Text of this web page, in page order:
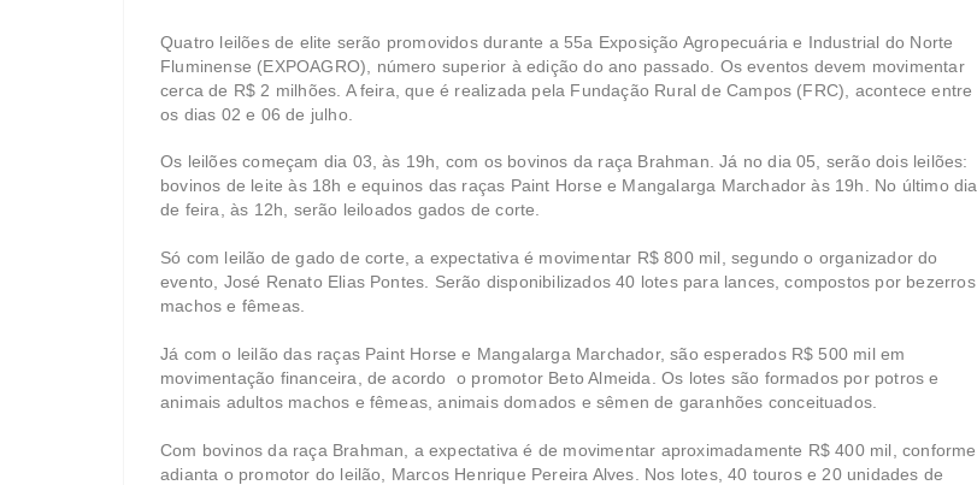
Quatro leilões de elite serão promovidos durante a 55a Exposição Agropecuária e Industrial do Norte
Fluminense (EXPOAGRO), número superior à edição do ano passado. Os eventos devem movimentar
cerca de R$ 2 milhões. A feira, que é realizada pela Fundação Rural de Campos (FRC), acontece entre
os dias 02 e 06 de julho.
Os leilões começam dia 03, às 19h, com os bovinos da raça Brahman. Já no dia 05, serão dois leilões:
bovinos de leite às 18h e equinos das raças Paint Horse e Mangalarga Marchador às 19h. No último dia
de feira, às 12h, serão leiloados gados de corte.
Só com leilão de gado de corte, a expectativa é movimentar R$ 800 mil, segundo o organizador do
evento, José Renato Elias Pontes. Serão disponibilizados 40 lotes para lances, compostos por bezerros
machos e fêmeas.
Já com o leilão das raças Paint Horse e Mangalarga Marchador, são esperados R$ 500 mil em
movimentação financeira, de acordo o promotor Beto Almeida. Os lotes são formados por potros e
animais adultos machos e fêmeas, animais domados e sêmen de garanhões conceituados.
Com bovinos da raça Brahman, a expectativa é de movimentar aproximadamente R$ 400 mil, conforme
adianta o promotor do leilão, Marcos Henrique Pereira Alves. Nos lotes, 40 touros e 20 unidades de